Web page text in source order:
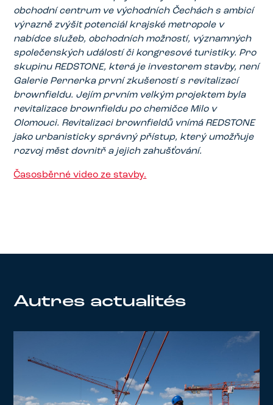
obchodní centrum ve východních Čechách s ambicí
výrazně zvýšit potenciál krajské metropole v
nabídce služeb, obchodních možností, významných
společenských událostí či kongresové turistiky. Pro
skupinu REDSTONE, která je investorem stavby, není
Galerie Pernerka první zkušeností s revitalizací
brownfieldu. Jejím prvním velkým projektem byla
revitalizace brownfieldu po chemičce Milo v
Olomouci. Revitalizaci brownfieldů vnímá REDSTONE
jako urbanisticky správný přístup, který umožňuje
rozvoj měst dovnitř a jejich zahušťování.
Časosběrné video ze stavby.
Autres actualités